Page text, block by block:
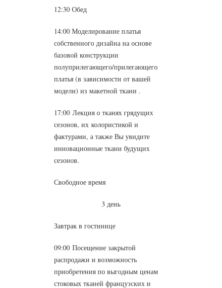
12:30 Обед
14:00 Моделирование платья
собственного дизайна на основе
базовой конструкции
полуприлегающего/прилегающего
платья (в зависимости от вашей
модели) из макетной ткани .
17:00 Лекция о тканях грядущих
сезонов, их колористикой и
фактурами, а также Вы увидите
инновационные ткани будущих
сезонов.
Свободное время
3 день
Завтрак в гостинице
09:00 Посещение закрытой
распродажи и возможность
приобретения по выгодным ценам
стоковых тканей французских и